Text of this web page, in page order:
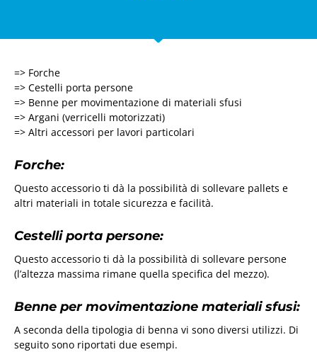
=> Forche
=> Cestelli porta persone
=> Benne per movimentazione di materiali sfusi
=> Argani (verricelli motorizzati)
=> Altri accessori per lavori particolari
Forche:
Questo accessorio ti dà la possibilità di sollevare pallets e
altri materiali in totale sicurezza e facilità.
Cestelli porta persone:
Questo accessorio ti dà la possibilità di sollevare persone
(l’altezza massima rimane quella specifica del mezzo).
Benne per movimentazione materiali sfusi:
A seconda della tipologia di benna vi sono diversi utilizzi. Di
seguito sono riportati due esempi.